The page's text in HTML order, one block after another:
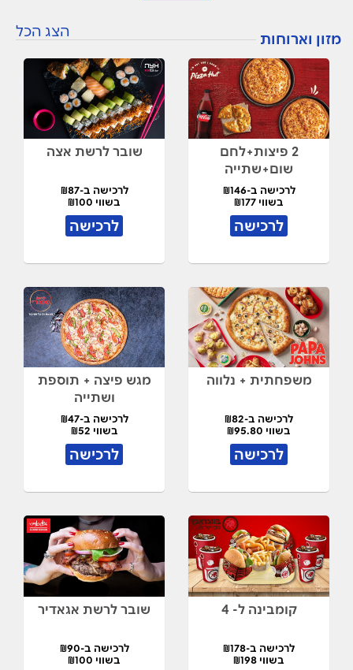
מזון וארוחות הצג הכל
2 פיצות+לחם
שום+שתייה
לרכישה ב-₪146
בשווי ₪177
לרכישה
שובר לרשת אצה
לרכישה ב-₪87
בשווי ₪100
לרכישה
משפחתית + נלווה
לרכישה ב-₪82
בשווי ₪95.80
לרכישה
מגש פיצה + תוספת
ושתייה
לרכישה ב-₪47
בשווי ₪52
לרכישה
קומבינה ל- 4
לרכישה ב-₪178
בשווי ₪198
שובר לרשת אגאדיר
לרכישה ב-₪90
בשווי ₪100